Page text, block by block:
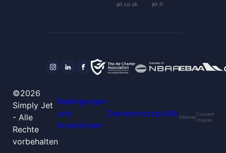
jet.co.uk
jet.fr
©2026
Simply Jet
- Alle
Rechte
vorbehalten
Bedingungen
und
Konditionen
DatenschutzpolitikSitemap
Consent
choices